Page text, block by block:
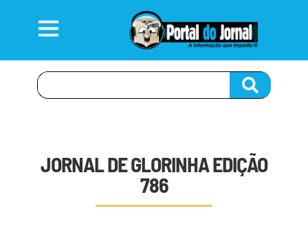
JORNAL DE GLORINHA EDIÇÃO
786